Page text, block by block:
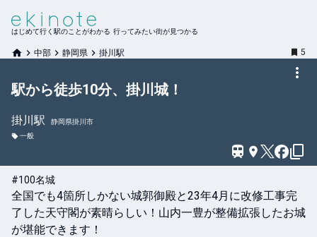
はじめて行く駅のことがわかる 行ってみたい街が見つかる
中部 静岡県 掛川駅 5
駅から徒歩10分、掛川城！
掛川駅
静岡県掛川市
一般
#100名城
全国でも4箇所しかない城郭御殿と23年4月に改修工事完
了した天守閣が素晴らしい！山内一豊が整備拡張したお城
が堪能できます！